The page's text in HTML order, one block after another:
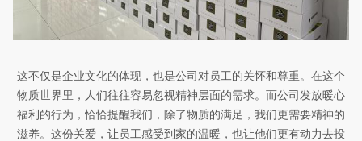
这不仅是企业文化的体现， 也是公司对员工的关怀和尊重。在这个
物质世界里，人们往往容易忽视精神层面的需求。而公司 发放暖心
福利 的行为，恰恰提醒我们，除了物质的满足，我们更需要精神的
滋养。这份关爱，让员工感受到家的温暖，也让他们更有动力去投